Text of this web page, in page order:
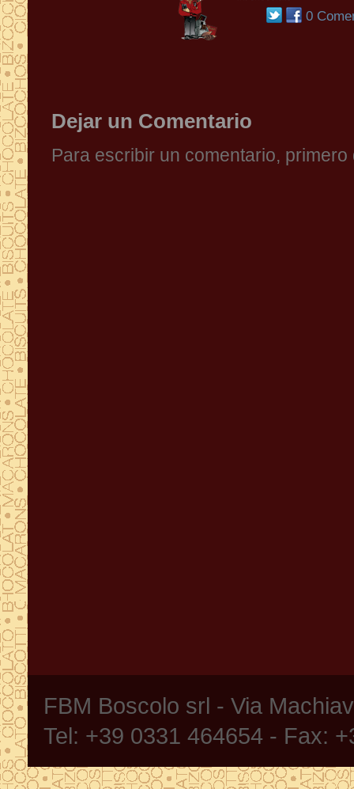
0
Dejar un Comentario
Para escribir un comentario,
FBM Boscolo srl - Via
Tel: +39 0331 464654 - Fax: